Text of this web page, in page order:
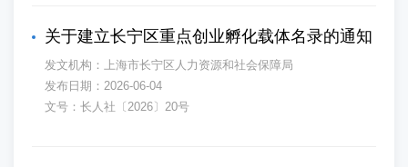
关于建立长宁区重点创业孵化载体名录的通知
发文机构：上海市长宁区人力资源和社会保障局
发布日期：2026-06-04
文号：长人社〔2026〕20号